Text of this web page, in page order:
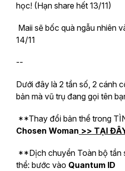
học! (Hạn share hết 13/11)
Maii sẽ bốc quà ngẫu nhiên
14/11
--
Dưới đây là 2 tần số, 2 cánh
bản mà vũ trụ đang gọi tên
**Thay đổi bản thể trong
Chosen Woman >> TẠI
**Dịch chuyển Toàn bộ tần
thể: bước vào Quantum ID